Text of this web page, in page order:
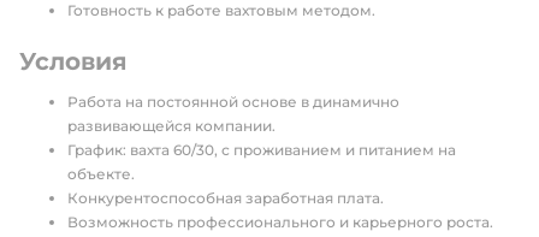
Готовность к работе вахтовым методом.
Условия
Работа на постоянной основе в динамично
развивающейся компании.
График: вахта 60/30, с проживанием и питанием на
объекте.
Конкурентоспособная заработная плата.
Возможность профессионального и карьерного роста.